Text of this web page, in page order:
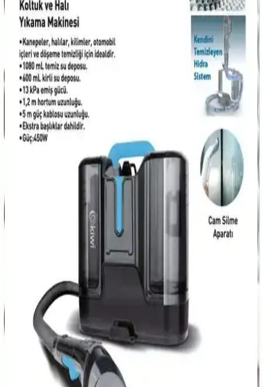
Sağlayan Modern Temizlik Çözümleri
Buharlı temizlik cihazları, kimyasal kullanmadan hijyen sağlar,
çeşitli yüzeylerde etkili ve pratik temizlik imkanı sunar, zaman ve
enerji tasarrufu sağlar.
Bissell Spotclean Hydrosteam Pro ve Proheat 2x
Revolution Temizlik Cihazları Karşılaştırması
İki farklı Bissell temizlik makinesi detaylı karşılaştırması,
performans, kullanım kolaylığı ve kullanıcı yorumlarıyla anlatılıyor.
Rowenta Maxi Turbobrush Süpürücü Başlık
ZR902201 ile Etkili ve Pratik Temizlik Çözümü
Rowenta Maxi Turbobrush ZR902201, halı ve sert zeminlerde etkili
temizlik sağlayan dayanıklı ve ergonomik tasarımlı süpürge
başlığıdır, yüksek performans ve kolay kullanım sunar.
Popüler Uyumlu Triactive Başlık ve Çelik Boru Seti:
Dayanıklı ve Çok Yönlü Temizlik Çözümü
Triactive başlık ve çelik boru seti, yüksek performans ve dayanıklılık
sunarak halı ve zemin temizliğinde ideal çözüm sağlar. Çeşitli
modelleriyle geniş kullanım alanı ve kullanıcı memnuniyeti ön
Bissell Powerwash Pet Evcil Hayvanlar İçin Güçlü
Halı ve Koltuk Temizleme Makinesi
Bissell Powerwash Pet, evcil hayvanlar nedeniyle oluşan inatçı kir
ve lekeleri kolayca çıkaran, taşınabilir ve kullanımı pratik halı ve
koltuk yıkama makinesidir.